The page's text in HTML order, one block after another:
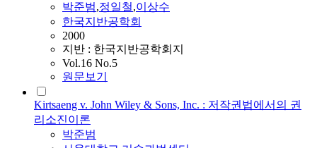
박준범,정일철,이상수
한국지반공학회
2000
지반 : 한국지반공학회지
Vol.16 No.5
원문보기
Kirtsaeng v. John Wiley & Sons, Inc. : 저작권법에서의 권
리소진이론
박준범